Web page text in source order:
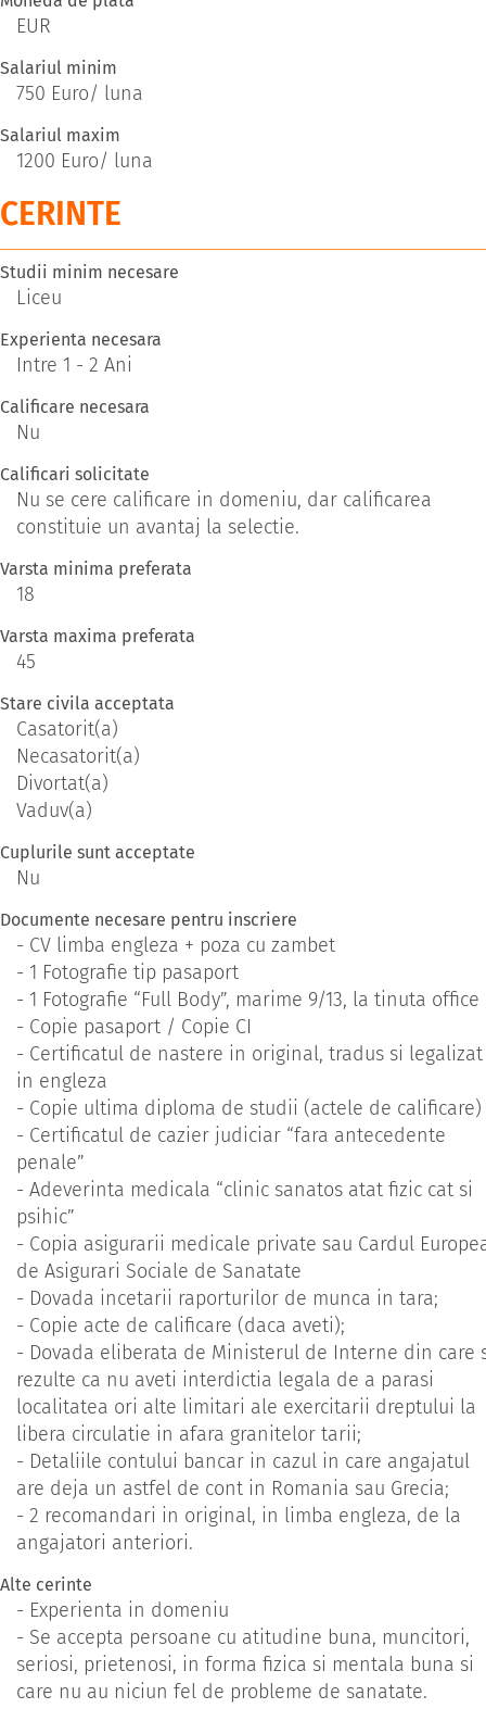
EUR
Salariul minim
750 Euro/ luna
Salariul maxim
1200 Euro/ luna
CERINTE
Studii minim necesare
Liceu
Experienta necesara
Intre 1 - 2 Ani
Calificare necesara
Nu
Calificari solicitate
Nu se cere calificare in domeniu, dar calificarea
constituie un avantaj la selectie.
Varsta minima preferata
18
Varsta maxima preferata
45
Stare civila acceptata
Casatorit(a)
Necasatorit(a)
Divortat(a)
Vaduv(a)
Cuplurile sunt acceptate
Nu
Documente necesare pentru inscriere
- CV limba engleza + poza cu zambet
- 1 Fotografie tip pasaport
- 1 Fotografie “Full Body”, marime 9/13, la tinuta office
- Copie pasaport / Copie CI
- Certificatul de nastere in original, tradus si legalizat
in engleza
- Copie ultima diploma de studii (actele de calificare)
- Certificatul de cazier judiciar “fara antecedente
penale”
- Adeverinta medicala “clinic sanatos atat fizic cat si
psihic”
- Copia asigurarii medicale private sau Cardul
de Asigurari Sociale de Sanatate
- Dovada incetarii raporturilor de munca in tara;
- Copie acte de calificare (daca aveti);
- Dovada eliberata de Ministerul de Interne din care
rezulte ca nu aveti interdictia legala de a parasi
localitatea ori alte limitari ale exercitarii dreptului la
libera circulatie in afara granitelor tarii;
- Detaliile contului bancar in cazul in care angajatul
are deja un astfel de cont in Romania sau Grecia;
- 2 recomandari in original, in limba engleza, de la
angajatori anteriori.
Alte cerinte
- Experienta in domeniu
- Se accepta persoane cu atitudine buna, muncitori,
seriosi, prietenosi, in forma fizica si mentala buna si
care nu au niciun fel de probleme de sanatate.